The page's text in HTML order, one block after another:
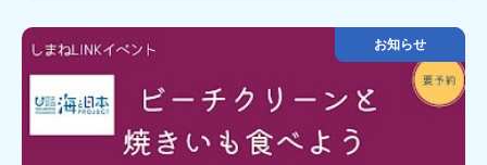
お知らせ